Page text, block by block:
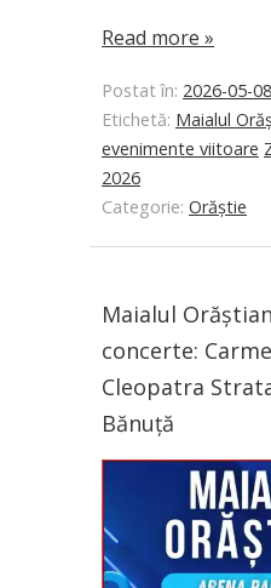
Read more »
Postat în: 2026-05-08
Etichetă: Maialul
evenimente viitoare
2026
Categorie: Orăștie
Maialul
concerte:
Cleopatra
Bănuță